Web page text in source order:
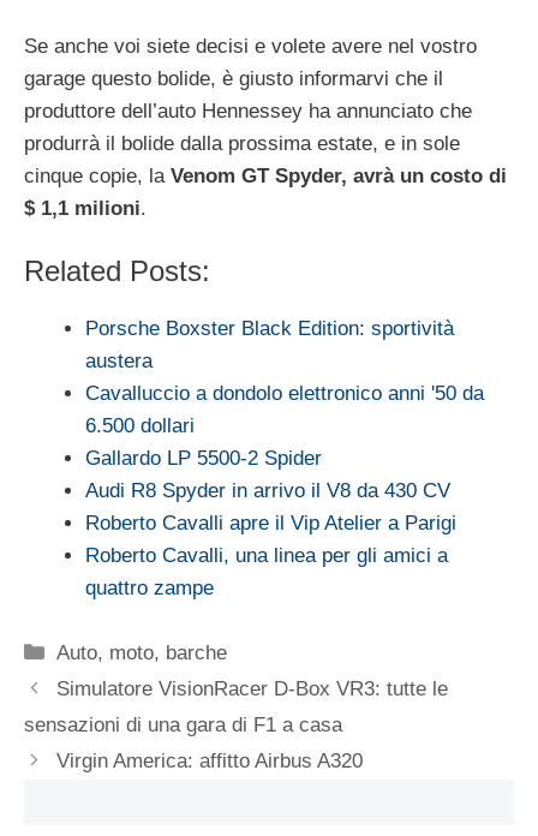
Se anche voi siete decisi e volete avere nel vostro
garage questo bolide, è giusto informarvi che il
produttore dell’auto Hennessey ha annunciato che
produrrà il bolide dalla prossima estate, e in sole
cinque copie, la Venom GT Spyder, avrà un costo di
$ 1,1 milioni.
Related Posts:
Porsche Boxster Black Edition: sportività
austera
Cavalluccio a dondolo elettronico anni '50 da
6.500 dollari
Gallardo LP 5500-2 Spider
Audi R8 Spyder in arrivo il V8 da 430 CV
Roberto Cavalli apre il Vip Atelier a Parigi
Roberto Cavalli, una linea per gli amici a
quattro zampe
Categorie
Auto, moto, barche
Simulatore VisionRacer D-Box VR3: tutte le
sensazioni di una gara di F1 a casa
Virgin America: affitto Airbus A320